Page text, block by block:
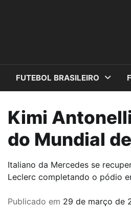
FUTEBOL BRASILEIRO
Kimi
do Mundial
Italiano da Mercedes se
Leclerc completando o pódio
Publicado em 29 de março de